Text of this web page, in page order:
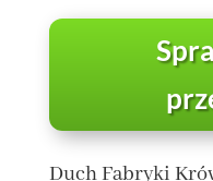
Duch Fabryki